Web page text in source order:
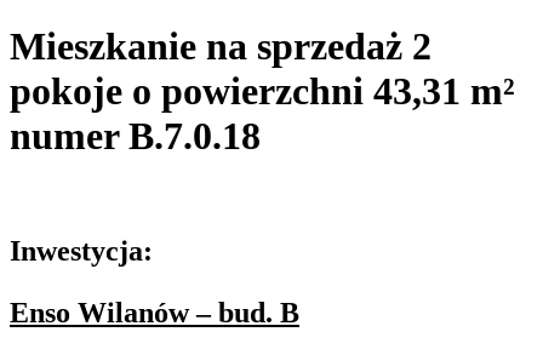
Mieszkanie na sprzedaż 2
pokoje o powierzchni 43,31 m²
numer B.7.0.18
Inwestycja:
Enso Wilanów – bud. B